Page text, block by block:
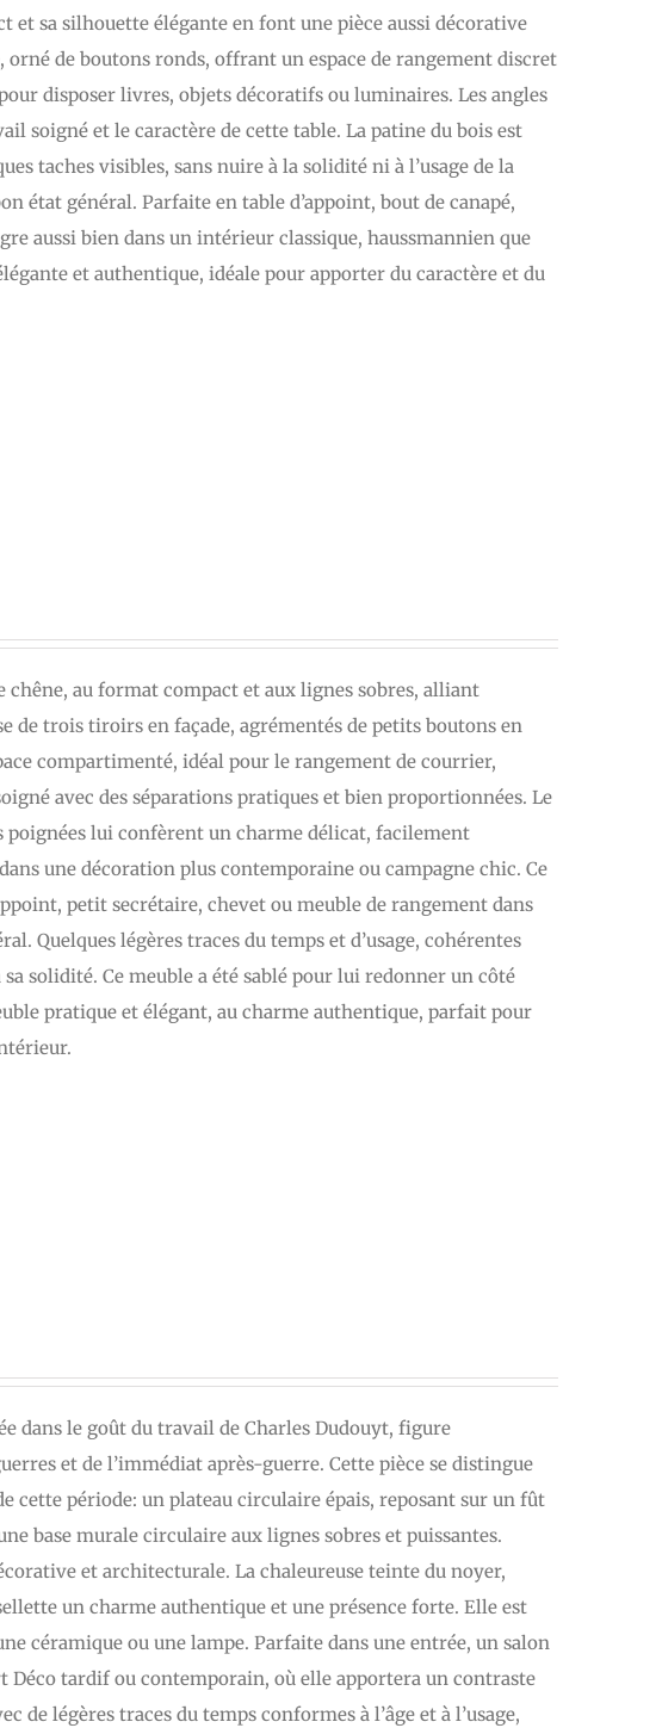
et sa silhouette élégante en font une pièce aussi décorative
de boutons ronds, offrant un espace de rangement discret
disposer livres, objets décoratifs ou luminaires. Les angles
soigné et le caractère de cette table. La patine du bois est
taches visibles, sans nuire à la solidité ni à l’usage de la
état général. Parfaite en table d’appoint, bout de canapé,
aussi bien dans un intérieur classique, haussmannien que
et authentique, idéale pour apporter du caractère et du
au format compact et aux lignes sobres, alliant
trois tiroirs en façade, agrémentés de petits boutons en
compartimenté, idéal pour le rangement de courrier,
avec des séparations pratiques et bien proportionnées. Le
poignées lui confèrent un charme délicat, facilement
une décoration plus contemporaine ou campagne chic. Ce
petit secrétaire, chevet ou meuble de rangement dans
Quelques légères traces du temps et d’usage, cohérentes
solidité. Ce meuble a été sablé pour lui redonner un côté
pratique et élégant, au charme authentique, parfait pour
dans le goût du travail de Charles Dudouyt, figure
et de l’immédiat après-guerre. Cette pièce se distingue
cette période: un plateau circulaire épais, reposant sur un fût
base murale circulaire aux lignes sobres et puissantes.
et architecturale. La chaleureuse teinte du noyer,
un charme authentique et une présence forte. Elle est
céramique ou une lampe. Parfaite dans une entrée, un salon
tardif ou contemporain, où elle apportera un contraste
de légères traces du temps conformes à l’âge et à l’usage,